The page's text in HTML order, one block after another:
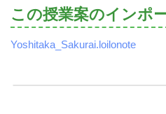
この授業案のインポ
Yoshitaka_Sakurai.loilonote